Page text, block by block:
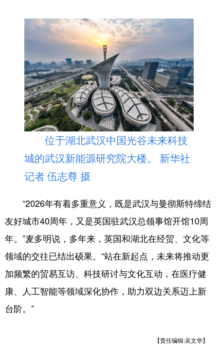
位于湖北武汉中国光谷未来科技
城的武汉新能源研究院大楼。 新华社
记者 伍志尊 摄
“2026年有着多重意义，既是武汉与曼彻斯特缔结
友好城市40周年，又是英国驻武汉总领事馆开馆10周
年。”麦多明说，多年来，英国和湖北在经贸、文化等
领域的交往已结出硕果。“站在新起点，未来将推动更
加频繁的贸易互访、科技研讨与文化互动，在医疗健
康、人工智能等领域深化协作，助力双边关系迈上新
台阶。”
【责任编辑:吴文华】